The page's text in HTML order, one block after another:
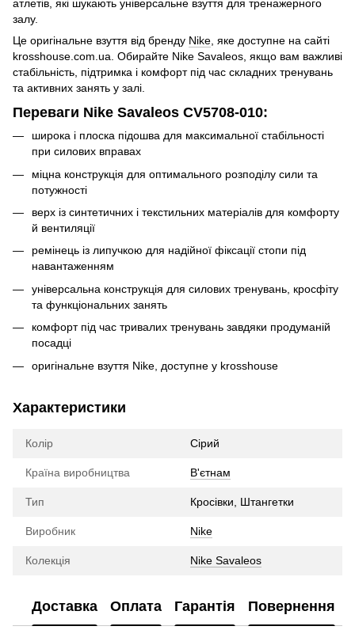
атлетів, які шукають універсальне взуття для тренажерного
залу.
Це оригінальне взуття від бренду Nike , яке доступне на сайті
krosshouse.com.ua. Обирайте Nike Savaleos, якщо вам важливі
стабільність, підтримка і комфорт під час складних тренувань
та активних занять у залі.
Переваги Nike Savaleos CV5708‑010:
широка і плоска підошва для максимальної стабільності
при силових вправах
міцна конструкція для оптимального розподілу сили та
потужності
верх із синтетичних і текстильних матеріалів для комфорту
й вентиляції
ремінець із липучкою для надійної фіксації стопи під
навантаженням
універсальна конструкція для силових тренувань, кросфіту
та функціональних занять
комфорт під час тривалих тренувань завдяки продуманій
посадці
оригінальне взуття Nike, доступне у krosshouse
Характеристики
Колір Сірий
Країна виробництва В'єтнам
Тип Кросівки, Штангетки
Виробник Nike
Колекція Nike Savaleos
Доставка Оплата Гарантія Повернення